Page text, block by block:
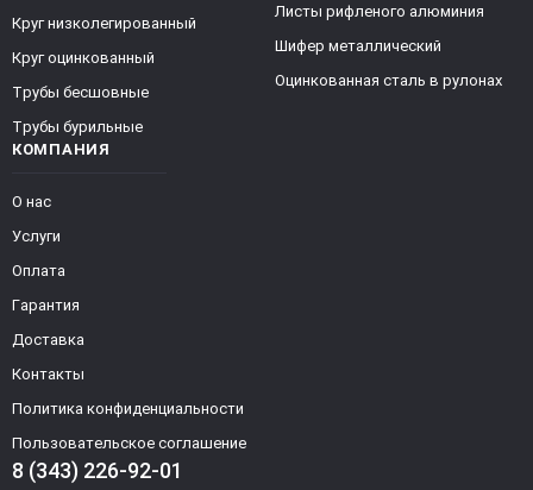
КОМПАНИЯ
О нас
Услуги
Оплата
Гарантия
Доставка
Контакты
Политика конфиденциальности
Пользовательское соглашение
8 (343) 226-92-01
Круг низколегированный
Круг оцинкованный
Трубы бесшовные
Трубы бурильные
Листы рифленого алюминия
Шифер металлический
Оцинкованная сталь в рулонах